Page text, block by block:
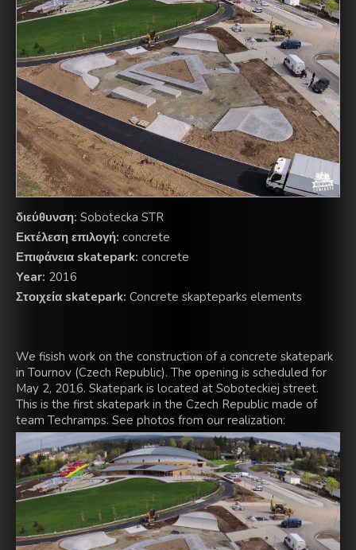
διεύθυνση: Sobotecka STR
Εκτέλεση επιλογή: concrete
Επιφάνεια skatepark: concrete
Year: 2016
Στοιχεία skatepark: Concrete skapteparks elements
We fisish work on the construction of a concrete skatepark
in Tournov (Czech Republic). The opening is scheduled for
May 2, 2016. Skatepark is located at Soboteckiej street.
This is the first skatepark in the Czech Republic made of
team Techramps. See photos from our realization: